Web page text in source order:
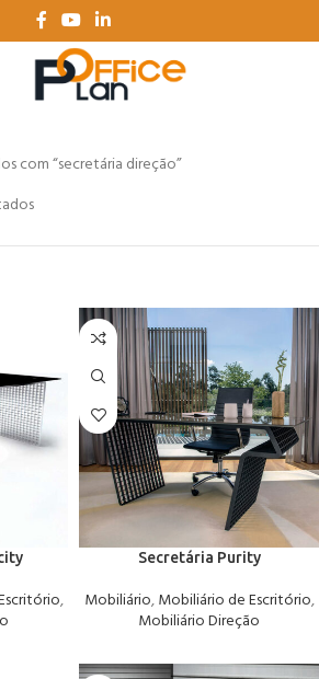
com “secretária direção”
,
Secretária Purity
Mobiliário,Mobiliário de Escritório,
Mobiliário Direção